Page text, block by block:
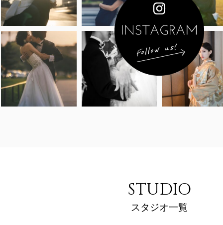
STUDIO
スタジオ一覧